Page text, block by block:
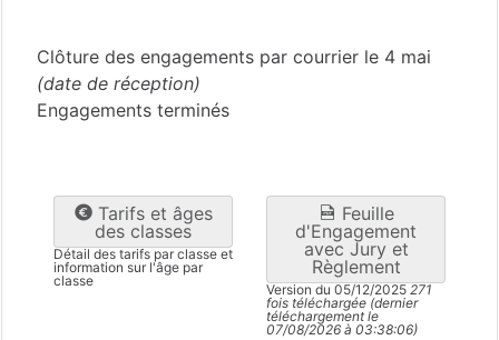
Clôture des engagements par courrier le 4 mai
(date de réception)
Engagements terminés
Tarifs et âges
des classes
Détail des tarifs par classe et
information sur l'âge par
classe
Feuille
d'Engagement
avec Jury et
Règlement
Version du 05/12/2025 271
fois téléchargée (dernier
téléchargement le
07/08/2026 à 03:38:06)